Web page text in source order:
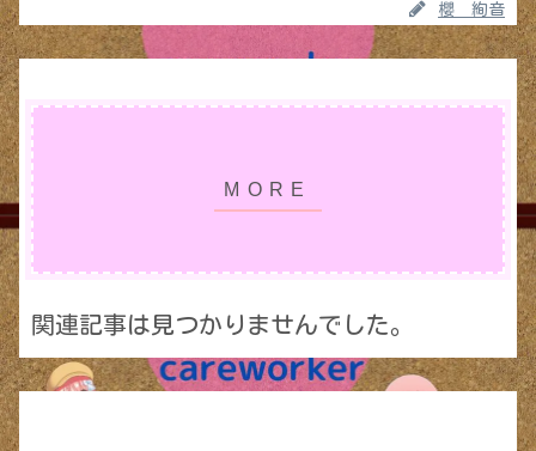
櫻 絢音
関連記事は見つかりませんでした。